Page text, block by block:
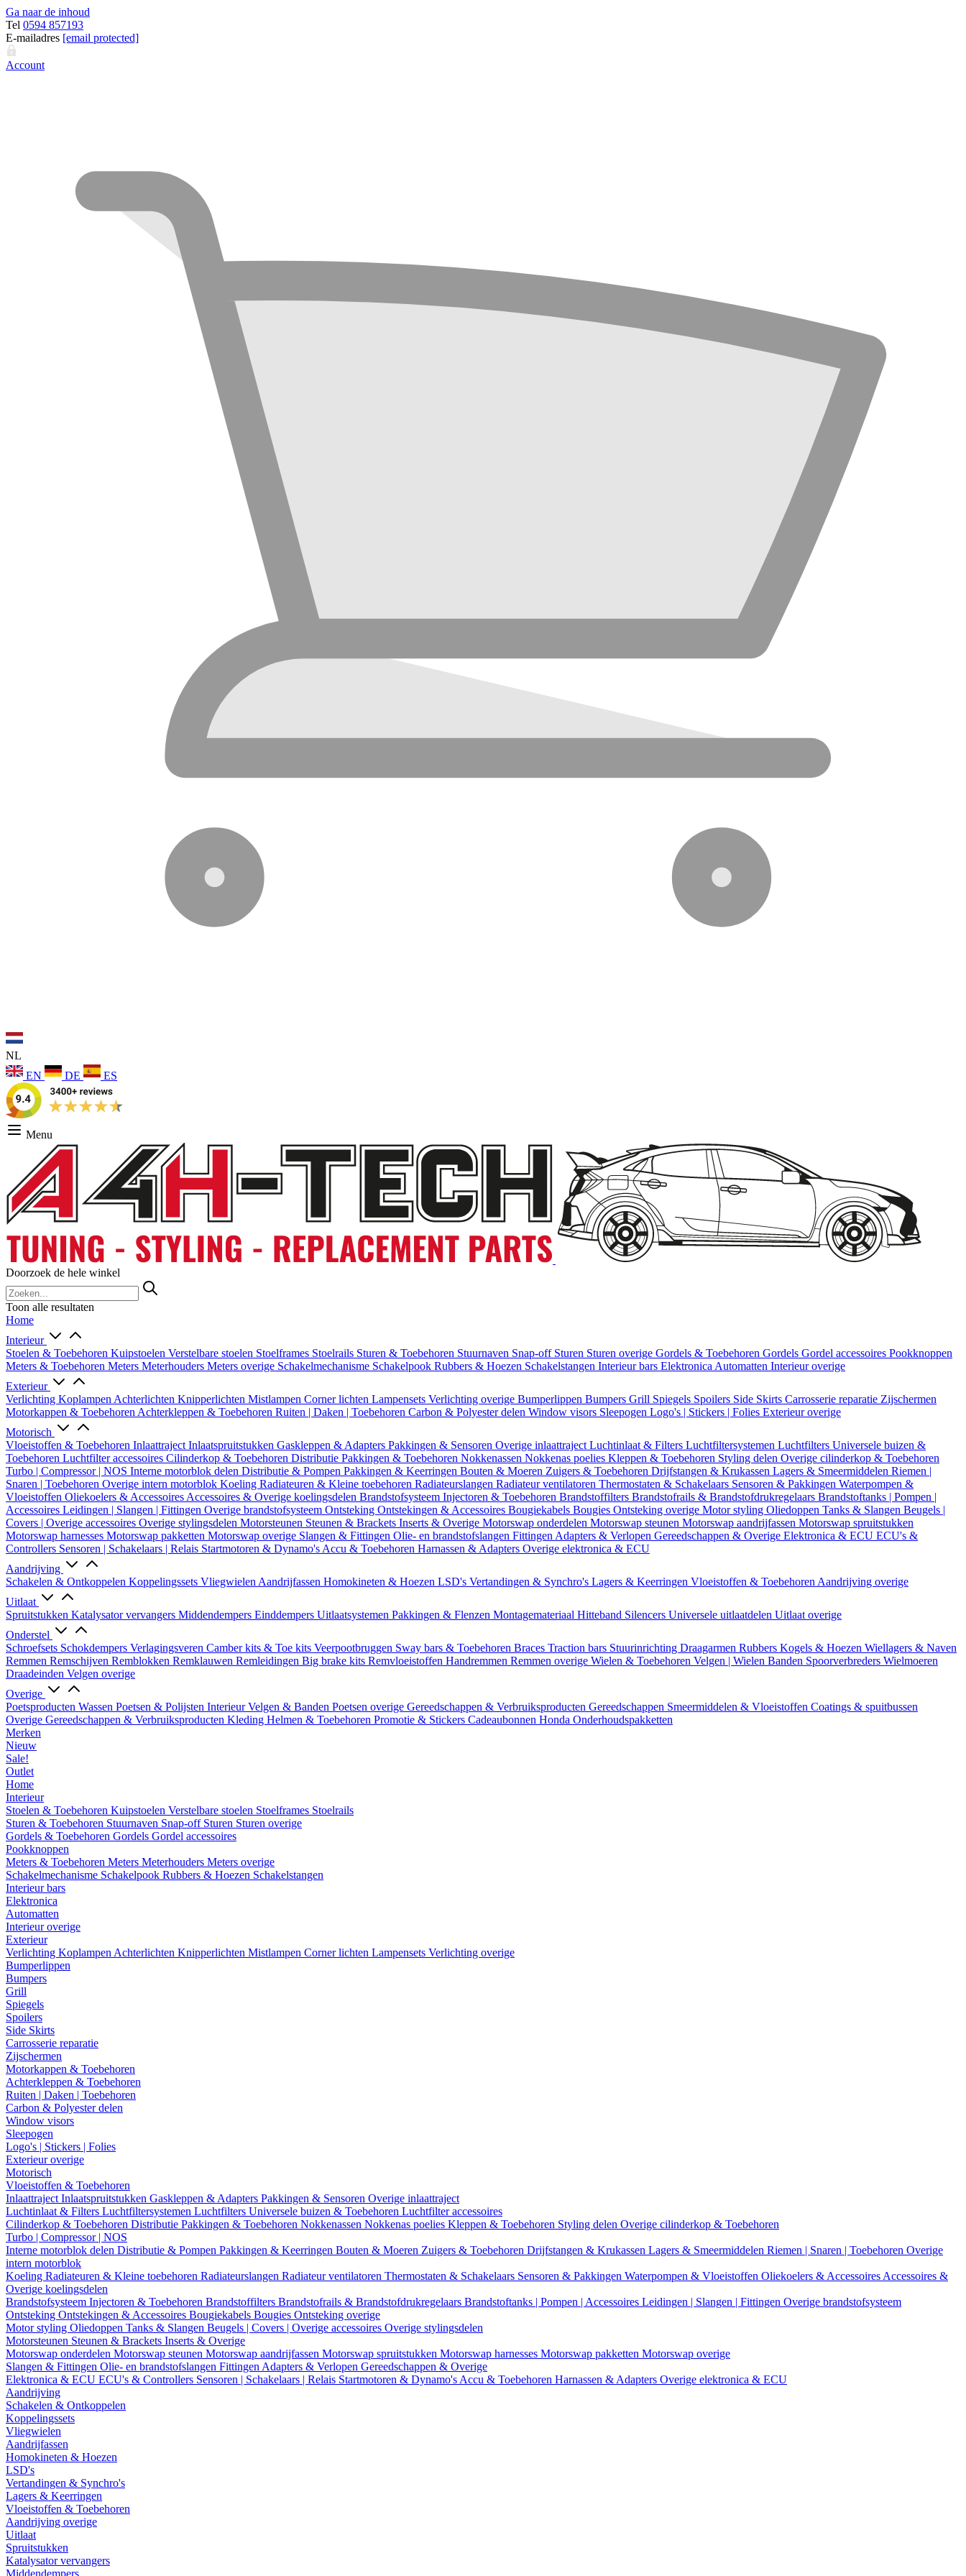
Ga naar de inhoud
Tel 0594 857193
E-mailadres [email protected]
Account
NL
EN
DE ES
Menu
Doorzoek de hele winkel
Toon alle resultaten
Home
Interieur
Stoelen & Toebehoren Kuipstoelen Verstelbare stoelen Stoelframes Stoelrails Sturen & Toebehoren Stuurnaven Snap-off Sturen Sturen overige Gordels & Toebehoren Gordels Gordel accessoires Pookknoppen
Meters & Toebehoren Meters Meterhouders Meters overige Schakelmechanisme Schakelpook Rubbers & Hoezen Schakelstangen Interieur bars Elektronica Automatten Interieur overige
Exterieur
Verlichting Koplampen Achterlichten Knipperlichten Mistlampen Corner lichten Lampensets Verlichting overige Bumperlippen Bumpers Grill Spiegels Spoilers Side Skirts Carrosserie reparatie Zijschermen
Motorkappen & Toebehoren Achterkleppen & Toebehoren Ruiten | Daken | Toebehoren Carbon & Polyester delen Window visors Sleepogen Logo's | Stickers | Folies Exterieur overige
Motorisch
Vloeistoffen & Toebehoren Inlaattraject Inlaatspruitstukken Gaskleppen & Adapters Pakkingen & Sensoren Overige inlaattraject Luchtinlaat & Filters Luchtfiltersystemen Luchtfilters Universele buizen &
Toebehoren Luchtfilter accessoires Cilinderkop & Toebehoren Distributie Pakkingen & Toebehoren Nokkenassen Nokkenas poelies Kleppen & Toebehoren Styling delen Overige cilinderkop & Toebehoren
Turbo | Compressor | NOS Interne motorblok delen Distributie & Pompen Pakkingen & Keerringen Bouten & Moeren Zuigers & Toebehoren Drijfstangen & Krukassen Lagers & Smeermiddelen Riemen |
Snaren | Toebehoren Overige intern motorblok Koeling Radiateuren & Kleine toebehoren Radiateurslangen Radiateur ventilatoren Thermostaten & Schakelaars Sensoren & Pakkingen Waterpompen &
Vloeistoffen Oliekoelers & Accessoires Accessoires & Overige koelingsdelen Brandstofsysteem Injectoren & Toebehoren Brandstoffilters Brandstofrails & Brandstofdrukregelaars Brandstoftanks | Pompen |
Accessoires Leidingen | Slangen | Fittingen Overige brandstofsysteem Ontsteking Ontstekingen & Accessoires Bougiekabels Bougies Ontsteking overige Motor styling Oliedoppen Tanks & Slangen Beugels |
Covers | Overige accessoires Overige stylingsdelen Motorsteunen Steunen & Brackets Inserts & Overige Motorswap onderdelen Motorswap steunen Motorswap aandrijfassen Motorswap spruitstukken
Motorswap harnesses Motorswap pakketten Motorswap overige Slangen & Fittingen Olie- en brandstofslangen Fittingen Adapters & Verlopen Gereedschappen & Overige Elektronica & ECU ECU's &
Controllers Sensoren | Schakelaars | Relais Startmotoren & Dynamo's Accu & Toebehoren Harnassen & Adapters Overige elektronica & ECU
Aandrijving
Schakelen & Ontkoppelen Koppelingssets Vliegwielen Aandrijfassen Homokineten & Hoezen LSD's Vertandingen & Synchro's Lagers & Keerringen Vloeistoffen & Toebehoren Aandrijving overige
Uitlaat
Spruitstukken Katalysator vervangers Middendempers Einddempers Uitlaatsystemen Pakkingen & Flenzen Montagemateriaal Hitteband Silencers Universele uitlaatdelen Uitlaat overige
Onderstel
Schroefsets Schokdempers Verlagingsveren Camber kits & Toe kits Veerpootbruggen Sway bars & Toebehoren Braces Traction bars Stuurinrichting Draagarmen Rubbers Kogels & Hoezen Wiellagers & Naven
Remmen Remschijven Remblokken Remklauwen Remleidingen Big brake kits Remvloeistoffen Handremmen Remmen overige Wielen & Toebehoren Velgen | Wielen Banden Spoorverbreders Wielmoeren
Draadeinden Velgen overige
Overige
Poetsproducten Wassen Poetsen & Polijsten InterieurVelgen & Banden Poetsen overige Gereedschappen & Verbruiksproducten Gereedschappen Smeermiddelen & Vloeistoffen Coatings & spuitbussen
Overige Gereedschappen & Verbruiksproducten Kleding Helmen & Toebehoren Promotie & Stickers Cadeaubonnen Honda Onderhoudspakketten
Merken
Nieuw
Sale!
Outlet
Home
Interieur
Stoelen & Toebehoren Kuipstoelen Verstelbare stoelen Stoelframes Stoelrails
Sturen & Toebehoren Stuurnaven Snap-off Sturen Sturen overige
Gordels & Toebehoren Gordels Gordel accessoires
Pookknoppen
Meters & Toebehoren Meters Meterhouders Meters overige
Schakelmechanisme Schakelpook Rubbers & Hoezen Schakelstangen
Interieur bars
Elektronica
Automatten
Interieur overige
Exterieur
Verlichting Koplampen Achterlichten Knipperlichten Mistlampen Corner lichten Lampensets Verlichting overige
Bumperlippen
Bumpers
Grill
Spiegels
Spoilers
Side Skirts
Carrosserie reparatie
Zijschermen
Motorkappen & Toebehoren
Achterkleppen & Toebehoren
Ruiten | Daken | Toebehoren
Carbon & Polyester delen
Window visors
Sleepogen
Logo's | Stickers | Folies
Exterieur overige
Motorisch
Vloeistoffen & Toebehoren
Inlaattraject Inlaatspruitstukken Gaskleppen & Adapters Pakkingen & Sensoren Overige inlaattraject
Luchtinlaat & Filters Luchtfiltersystemen Luchtfilters Universele buizen & Toebehoren Luchtfilter accessoires
Cilinderkop & Toebehoren Distributie Pakkingen & Toebehoren Nokkenassen Nokkenas poelies Kleppen & Toebehoren Styling delen Overige cilinderkop & Toebehoren
Turbo | Compressor | NOS
Interne motorblok delen Distributie & Pompen Pakkingen & Keerringen Bouten & Moeren Zuigers & Toebehoren Drijfstangen & Krukassen Lagers & Smeermiddelen Riemen | Snaren | Toebehoren Overige
intern motorblok
Koeling Radiateuren & Kleine toebehoren Radiateurslangen Radiateur ventilatoren Thermostaten & Schakelaars Sensoren & Pakkingen Waterpompen & Vloeistoffen Oliekoelers & Accessoires Accessoires &
Overige koelingsdelen
Brandstofsysteem Injectoren & Toebehoren Brandstoffilters Brandstofrails & Brandstofdrukregelaars Brandstoftanks | Pompen | Accessoires Leidingen | Slangen | Fittingen Overige brandstofsysteem
Ontsteking Ontstekingen & Accessoires Bougiekabels Bougies Ontsteking overige
Motor styling Oliedoppen Tanks & Slangen Beugels | Covers | Overige accessoires Overige stylingsdelen
Motorsteunen Steunen & Brackets Inserts & Overige
Motorswap onderdelen Motorswap steunen Motorswap aandrijfassen Motorswap spruitstukken Motorswap harnesses Motorswap pakketten Motorswap overige
Slangen & Fittingen Olie- en brandstofslangen Fittingen Adapters & Verlopen Gereedschappen & Overige
Elektronica & ECU ECU's & Controllers Sensoren | Schakelaars | Relais Startmotoren & Dynamo's Accu & Toebehoren Harnassen & Adapters Overige elektronica & ECU
Aandrijving
Schakelen & Ontkoppelen
Koppelingssets
Vliegwielen
Aandrijfassen
Homokineten & Hoezen
LSD's
Vertandingen & Synchro's
Lagers & Keerringen
Vloeistoffen & Toebehoren
Aandrijving overige
Uitlaat
Spruitstukken
Katalysator vervangers
Middendempers